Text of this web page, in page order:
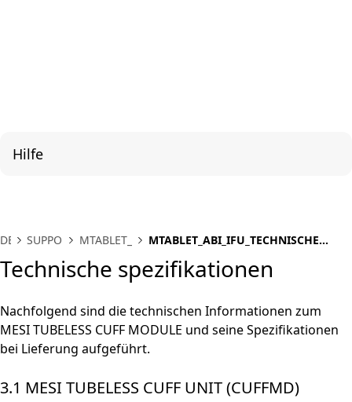
Hilfe
DE SUPPORT MTABLET_ABIMTABLET_ABI_IFU_TECHNISCHE
Technische spezifikationen
Nachfolgend sind die technischen Informationen zum
MESI TUBELESS CUFF MODULE und seine Spezifikationen
bei Lieferung aufgeführt.
3.1 MESI TUBELESS CUFF UNIT (CUFFMD)